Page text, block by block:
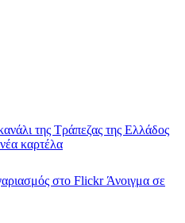
της Τράπεζας της Ελλάδος
καρτέλα
στο FlickrΆνοιγμα σε